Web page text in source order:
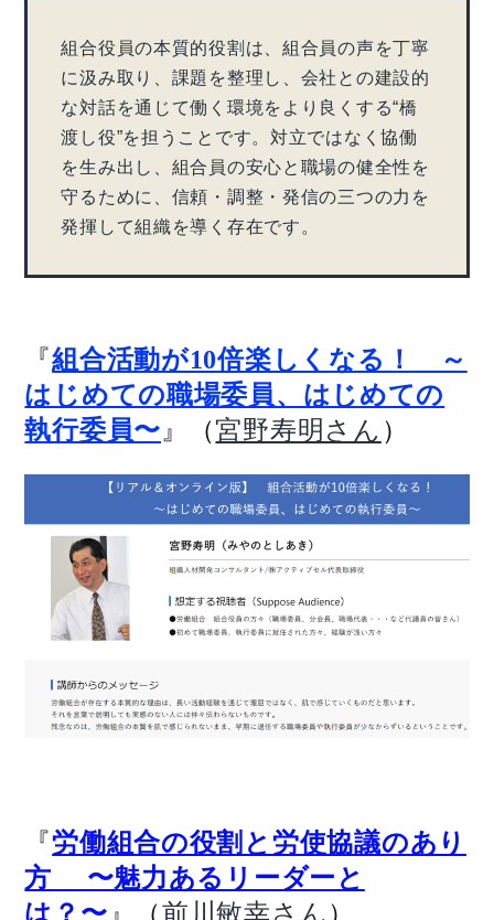
組合役員の本質的役割は、組合員の声を丁寧
に汲み取り、課題を整理し、会社との建設的
な対話を通じて働く環境をより良くする“橋
渡し役”を担うことです。対立ではなく協働
を生み出し、組合員の安心と職場の健全性を
守るために、信頼・調整・発信の三つの力を
発揮して組織を導く存在です。
『組合活動が10倍楽しくなる！ ～
はじめての職場委員、はじめての
執行委員〜 』（宮野寿明さん ）
『労働組合の役割と労使協議のあり
方 〜魅力あるリーダーと
は？〜 』（前川敏幸さん ）